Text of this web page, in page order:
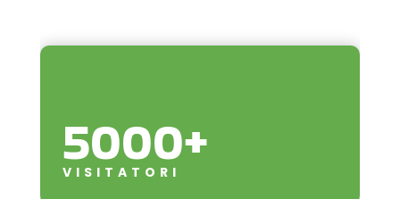
5000+
VISITATORI